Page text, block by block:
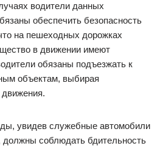
водители данных
обеспечить безопасность
на пешеходных дорожках
в движении имеют
обязаны подъезжать к
объектам, выбирая
увидев служебные автомобили
соблюдать бдительность